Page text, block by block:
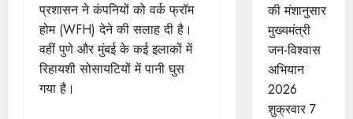
प्रशासन ने कंपनियों को वर्क फ्रॉम
होम (WFH) देने की सलाह दी है।
वहीं पुणे और मुंबई के कई इलाकों में
रिहायशी सोसायटियों में पानी घुस
गया है।
की मंशानुसार
मुख्यमंत्री
जन-विश्वास
अभियान
2026
शुक्रवार 7